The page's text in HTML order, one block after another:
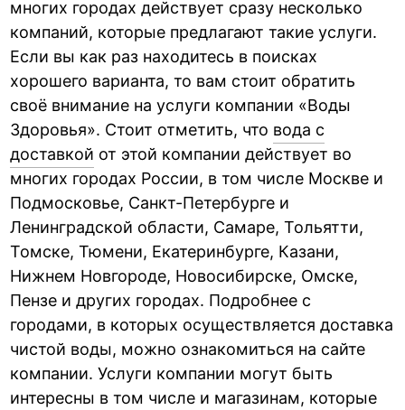
многих городах действует сразу несколько
компаний, которые предлагают такие услуги.
Если вы как раз находитесь в поисках
хорошего варианта, то вам стоит обратить
своё внимание на услуги компании «Воды
Здоровья». Стоит отметить, что вода с
доставкой от этой компании действует во
многих городах России, в том числе Москве и
Подмосковье, Санкт-Петербурге и
Ленинградской области, Самаре, Тольятти,
Томске, Тюмени, Екатеринбурге, Казани,
Нижнем Новгороде, Новосибирске, Омске,
Пензе и других городах. Подробнее с
городами, в которых осуществляется доставка
чистой воды, можно ознакомиться на сайте
компании. Услуги компании могут быть
интересны в том числе и магазинам, которые